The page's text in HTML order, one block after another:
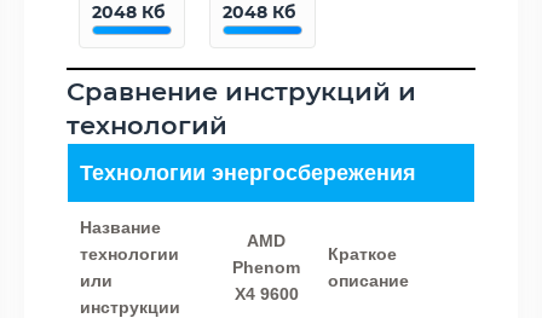
2048 Кб
2048 Кб
Сравнение инструкций и
технологий
Технологии энергосбережения
Название
технологии
или
инструкции
AMD
Phenom
X4 9600
Краткое
описание